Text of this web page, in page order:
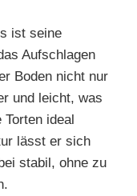
ist seine
Aufschlagen
Boden nicht nur
und leicht, was
ideal
lässt er sich
stabil, ohne zu